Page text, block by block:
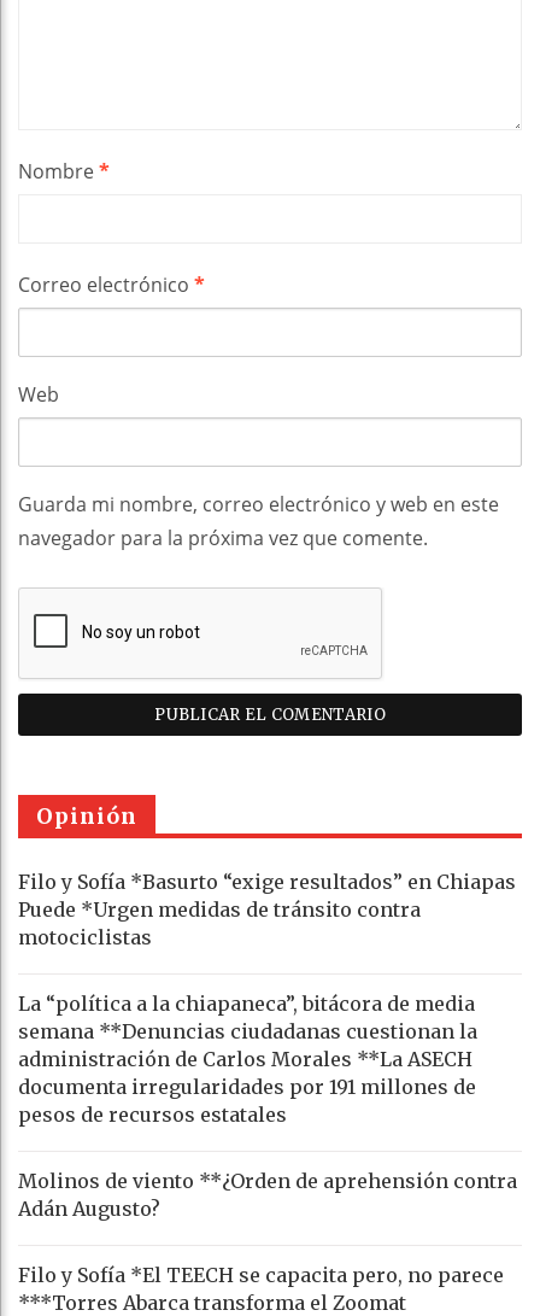
Nombre*
Correo electrónico *
Web
Guarda mi nombre, correo electrónico y web en este
navegador para la próxima vez que comente.
Opinión
Filo y Sofía *Basurto “exige resultados” en Chiapas
Puede *Urgen medidas de tránsito contra
motociclistas
La “política a la chiapaneca”, bitácora de media
semana **Denuncias ciudadanas cuestionan la
administración de Carlos Morales **La ASECH
documenta irregularidades por 191 millones de
pesos de recursos estatales
Molinos de viento **¿Orden de aprehensión contra
Adán Augusto?
Filo y Sofía *El TEECH se capacita pero, no parece
***Torres Abarca transforma el Zoomat